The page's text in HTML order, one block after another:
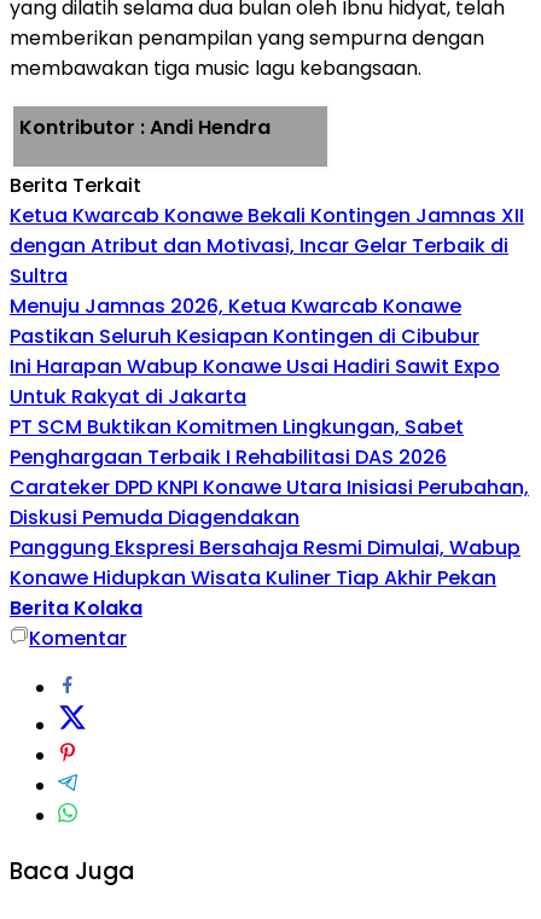
yang dilatih selama dua bulan oleh Ibnu hidyat, telah
memberikan penampilan yang sempurna dengan
membawakan tiga music lagu kebangsaan.
Kontributor : Andi Hendra
Berita Terkait
Ketua Kwarcab Konawe Bekali Kontingen Jamnas XII
dengan Atribut dan Motivasi, Incar Gelar Terbaik di
Sultra
Menuju Jamnas 2026, Ketua Kwarcab Konawe
Pastikan Seluruh Kesiapan Kontingen di Cibubur
Ini Harapan Wabup Konawe Usai Hadiri Sawit Expo
Untuk Rakyat di Jakarta
PT SCM Buktikan Komitmen Lingkungan, Sabet
Penghargaan Terbaik I Rehabilitasi DAS 2026
Carateker DPD KNPI Konawe Utara Inisiasi Perubahan,
Diskusi Pemuda Diagendakan
Panggung Ekspresi Bersahaja Resmi Dimulai, Wabup
Konawe Hidupkan Wisata Kuliner Tiap Akhir Pekan
Berita Kolaka
Komentar
Baca Juga